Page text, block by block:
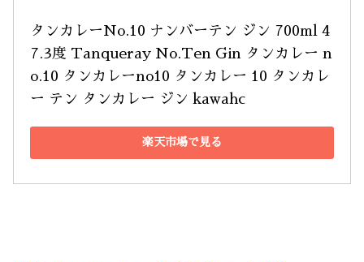
タンカレーNo.10 ナンバーテン ジン 700ml 4
7.3度 Tanqueray No.Ten Gin タンカレー n
o.10 タンカレーno10 タンカレー 10 タンカレ
ー テン タンカレー ジン kawahc
楽天市場で見る